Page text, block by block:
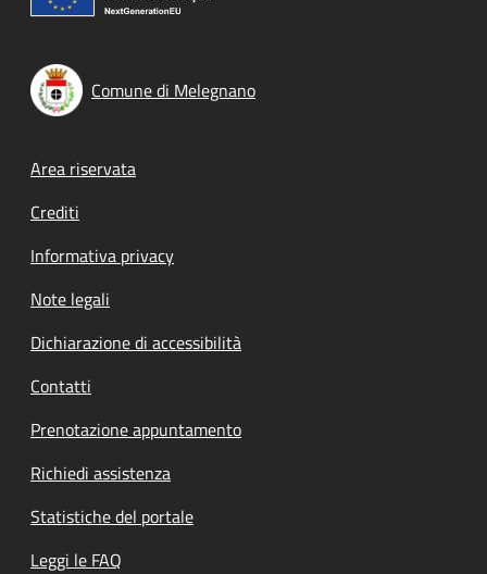
Comune di Melegnano
Footer menu
Area riservata
Crediti
Informativa privacy
Note legali
Dichiarazione di accessibilità
Contatti
Prenotazione appuntamento
Richiedi assistenza
Statistiche del portale
Leggi le FAQ